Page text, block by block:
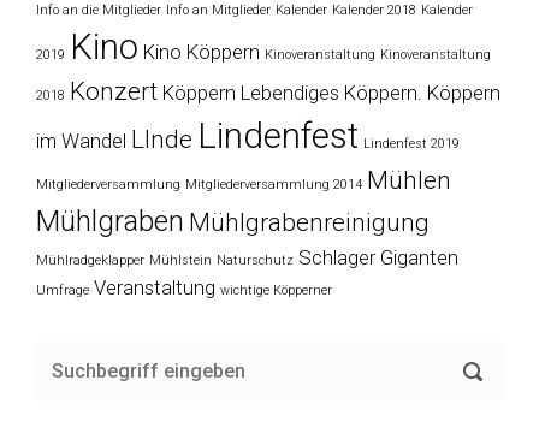
Info an die Mitglieder Info an Mitglieder Kalender Kalender 2018 Kalender
2019 Kino Kino Köppern Kinoveranstaltung Kinoveranstaltung
2018 Konzert Köppern Lebendiges Köppern. Köppern
im Wandel LInde Lindenfest Lindenfest 2019
Mitgliederversammlung Mitgliederversammlung 2014 Mühlen
Mühlgraben Mühlgrabenreinigung
Mühlradgeklapper Mühlstein Naturschutz Schlager Giganten
Umfrage Veranstaltung wichtige Köpperner